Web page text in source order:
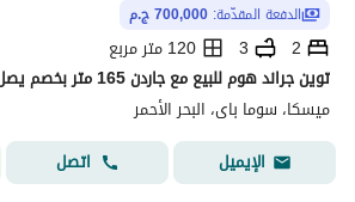
الدفعة المقدّمة: 700,000 ج.م
2
3
120 متر مربع
ميسكا، سوما باى، البحر الأحمر
الإيميل
اتصل